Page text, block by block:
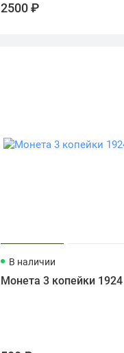
2500 ₽
В наличии
Монета 3 копейки 1924